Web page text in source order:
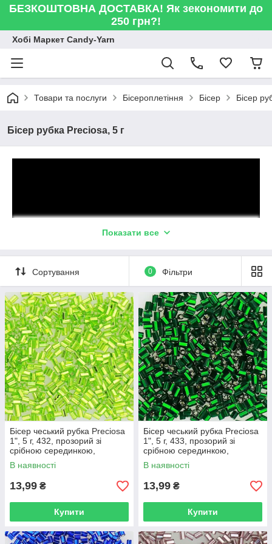
БЕЗКОШТОВНА ДОСТАВКА! Як зекономити до
250 грн?!
Хобі Маркет Candy-Yarn
Товари та послуги Бісероплетіння Бісер Бісер
Бісер рубка Preciosa, 5 г
Показати все
Сортування 0 Фільтри
Бісер чеський рубка Preciosa
1", 5 г, 432, прозорий зі
срібною серединкою,
салатовий
В наявності
13,99 ₴
Купити
Бісер чеський рубка Preciosa
1", 5 г, 433, прозорий зі
срібною серединкою,
зелений
В наявності
13,99 ₴
Купити